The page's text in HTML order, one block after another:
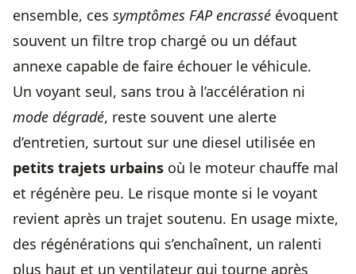
ensemble, ces symptômes FAP encrassé évoquent
souvent un filtre trop chargé ou un défaut
annexe capable de faire échouer le véhicule.
Un voyant seul, sans trou à l’accélération ni
mode dégradé, reste souvent une alerte
d’entretien, surtout sur une diesel utilisée en
petits trajets urbains où le moteur chauffe mal
et régénère peu. Le risque monte si le voyant
revient après un trajet soutenu. En usage mixte,
des régénérations qui s’enchaînent, un ralenti
plus haut et un ventilateur qui tourne après